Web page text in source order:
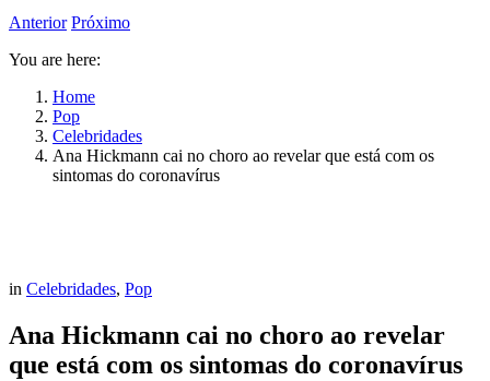
Anterior Próximo
You are here:
Home
Pop
Celebridades
Ana Hickmann cai no choro ao revelar que está com os
sintomas do coronavírus
in Celebridades, Pop
Ana Hickmann cai no choro ao revelar
que está com os sintomas do coronavírus